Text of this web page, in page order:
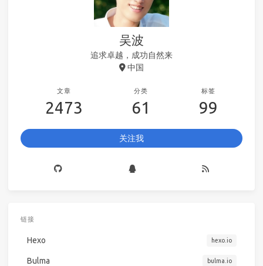
吴波
追求卓越，成功自然来
中国
文章
2473
分类
61
标签
99
关注我
链接
Hexo hexo.io
Bulma bulma.io